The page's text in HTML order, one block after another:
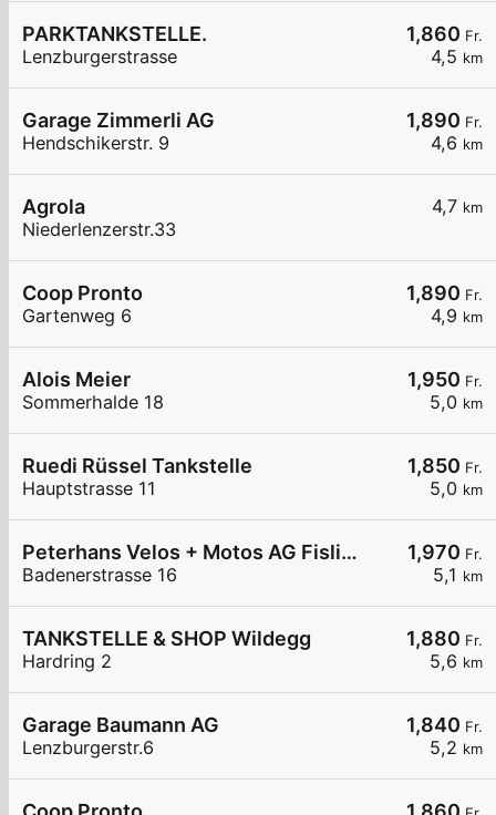
1,860 Fr.
4,5 km
PARKTANKSTELLE.
Lenzburgerstrasse
1,890 Fr.
4,6 km
Garage Zimmerli AG
Hendschikerstr. 9
4,7 km
Agrola
Niederlenzerstr.33
1,890 Fr.
4,9 km
Coop Pronto
Gartenweg 6
1,950 Fr.
5,0 km
Alois Meier
Sommerhalde 18
1,850 Fr.
5,0 km
Ruedi Rüssel Tankstelle
Hauptstrasse 11
1,970 Fr.
5,1 km
Peterhans Velos + Motos AG Fislisbach
Badenerstrasse 16
1,880 Fr.
5,6 km
TANKSTELLE & SHOP Wildegg
Hardring 2
1,840 Fr.
5,2 km
Garage Baumann AG
Lenzburgerstr.6